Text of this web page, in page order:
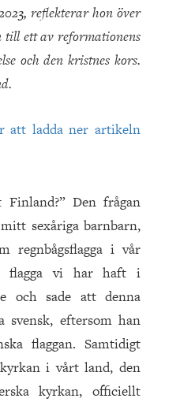
reflekterar hon över
ett av reformationens
och den kristnes kors.
att ladda ner artikeln
Finland?” Den frågan
sexåriga barnbarn,
regnbågsflagga i vår
flagga vi har haft i
och sade att denna
svensk, eftersom han
flaggan. Samtidigt
i vårt land, den
kyrkan, officiellt